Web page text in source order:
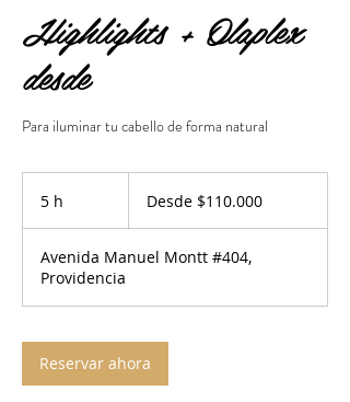
Highlights + Olaplex
desde
Para iluminar tu cabello de forma natural
5 h
pesosDesde $110.000
Avenida Manuel Montt #404,
Providencia
Reservar ahora